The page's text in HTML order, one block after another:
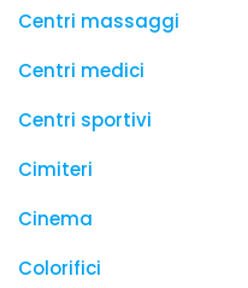
Centri massaggi
Centri medici
Centri sportivi
Cimiteri
Cinema
Colorifici